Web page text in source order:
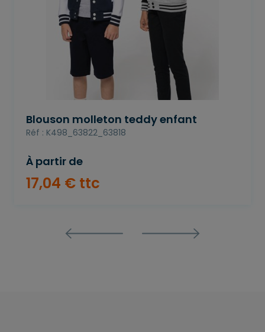
Blouson molleton teddy enfant
Réf : K498_63822_63818
À partir de
17,04 € ttc